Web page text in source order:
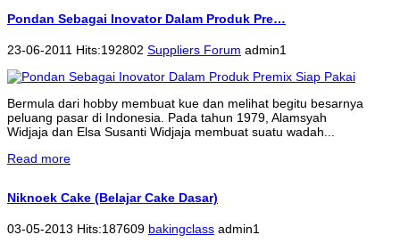
Pondan Sebagai Inovator Dalam Produk Pre…
23-06-2011 Hits:192802 Suppliers Forum admin1
Bermula dari hobby membuat kue dan melihat begitu besarnya
peluang pasar di Indonesia. Pada tahun 1979, Alamsyah
Widjaja dan Elsa Susanti Widjaja membuat suatu wadah...
Read more
Niknoek Cake (Belajar Cake Dasar)
03-05-2013 Hits:187609 bakingclass admin1